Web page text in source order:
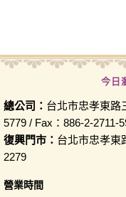
今日
總公司： 台北市忠孝東路
5779 / Fax：886-2-2711-
復興門市： 台北市忠孝東
2279
營業時間